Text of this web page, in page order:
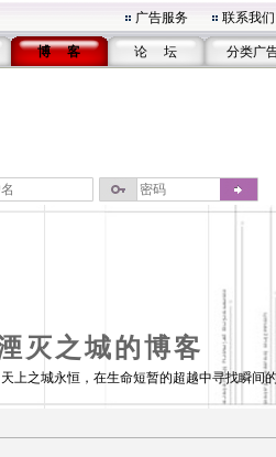
广告服务 联系我们
博 客 论 坛 分类广
灭之城的博客
上之城永恒，在生命短暂的超越中寻找瞬间的